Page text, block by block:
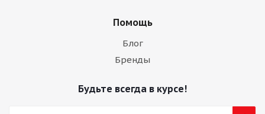
Помощь
Блог
Бренды
Будьте всегда в курсе!